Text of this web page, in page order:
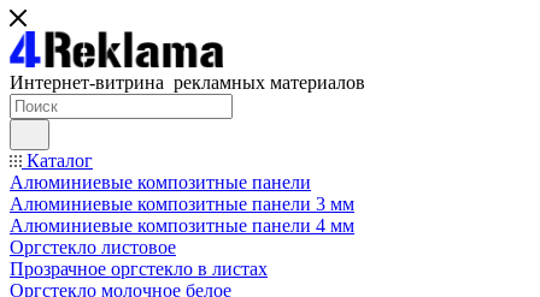
Интернет-витрина рекламных материалов
Каталог
Алюминиевые композитные панели
Алюминиевые композитные панели 3 мм
Алюминиевые композитные панели 4 мм
Оргстекло листовое
Прозрачное оргстекло в листах
Оргстекло молочное белое